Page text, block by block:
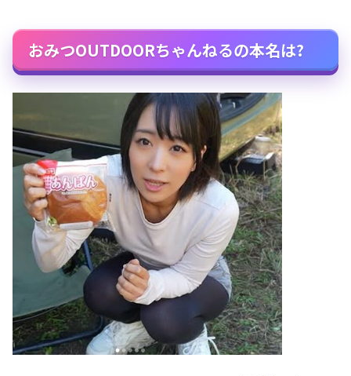
おみつOUTDOORちゃんねるの本名は?